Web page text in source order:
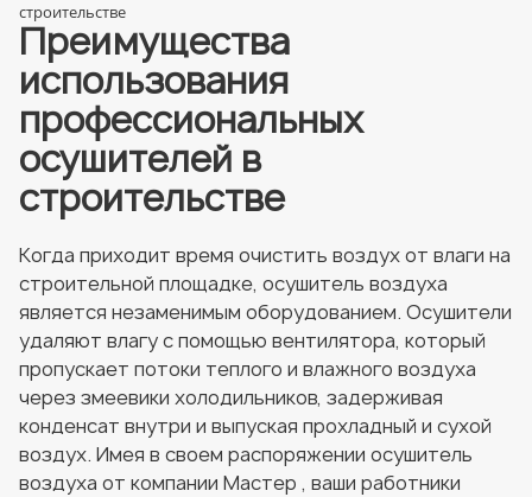
строительстве
Преимущества
использования
профессиональных
осушителей в
строительстве
Когда приходит время очистить воздух от влаги на
строительной площадке, осушитель воздуха
является незаменимым оборудованием. Осушители
удаляют влагу с помощью вентилятора, который
пропускает потоки теплого и влажного воздуха
через змеевики холодильников, задерживая
конденсат внутри и выпуская прохладный и сухой
воздух. Имея в своем распоряжении осушитель
воздуха от компании Мастер , ваши работники